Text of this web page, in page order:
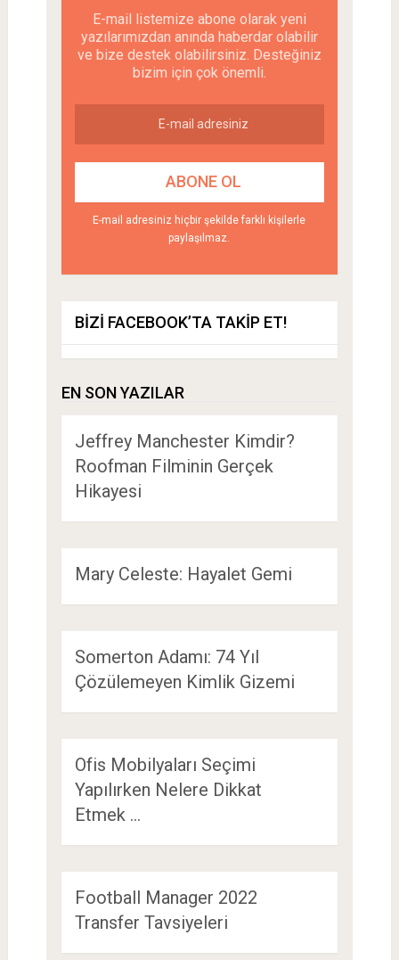
E-mail listemize abone olarak yeni
yazılarımızdan anında haberdar olabilir
ve bize destek olabilirsiniz. Desteğiniz
bizim için çok önemli.
E-mail adresiniz hiçbir şekilde farklı kişilerle
paylaşılmaz.
BIZI FACEBOOK’TA TAKIP ET!
EN SON YAZILAR
Jeffrey Manchester Kimdir?
Roofman Filminin Gerçek
Hikayesi
Mary Celeste: Hayalet Gemi
Somerton Adamı: 74 Yıl
Çözülemeyen Kimlik Gizemi
Ofis Mobilyaları Seçimi
Yapılırken Nelere Dikkat
Etmek …
Football Manager 2022
Transfer Tavsiyeleri